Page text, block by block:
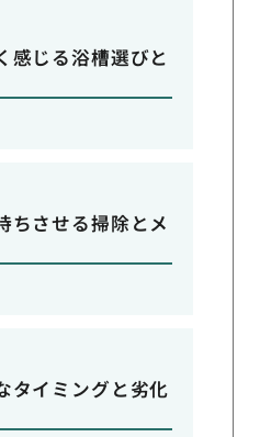
感じる浴槽選びと
ちさせる掃除とメ
タイミングと劣化